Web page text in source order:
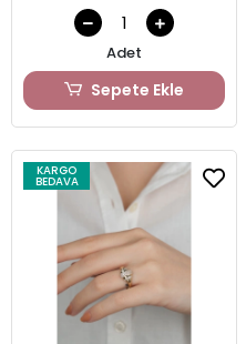
Adet
Sepete Ekle
KARGO
BEDAVA